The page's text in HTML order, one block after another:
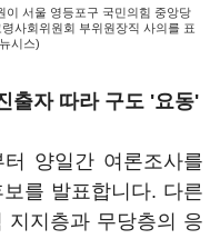
이 서울 영등포구 국민의힘 중앙당
사회위원회 부위원장직 사의를 표
시스)
출자 따라 구도 '요동'
양일간 여론조사를
를 발표합니다. 다른
지지층과 무당층의 응